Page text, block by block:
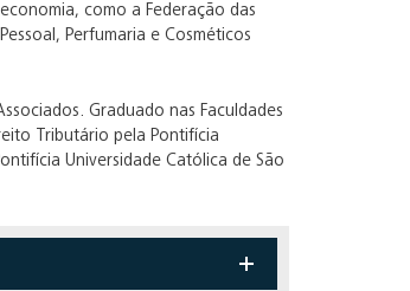
como a Federação das
Perfumaria e Cosméticos
Graduado nas Faculdades
Tributário pela Pontifícia
Universidade Católica de São